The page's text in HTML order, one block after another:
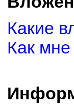
Какие
Как